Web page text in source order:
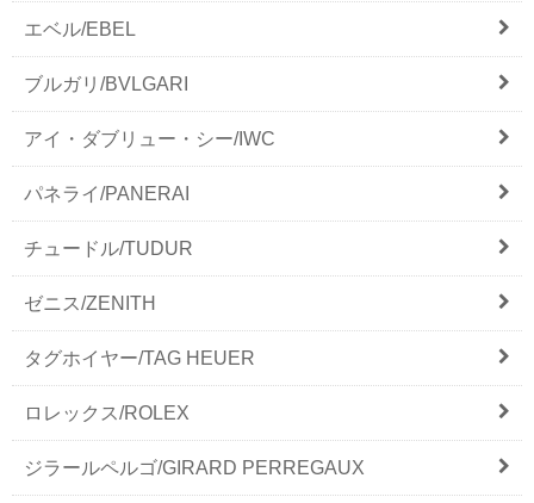
エベル/EBEL
ブルガリ/BVLGARI
アイ・ダブリュー・シー/IWC
パネライ/PANERAI
チュードル/TUDUR
ゼニス/ZENITH
タグホイヤー/TAG HEUER
ロレックス/ROLEX
ジラールペルゴ/GIRARD PERREGAUX